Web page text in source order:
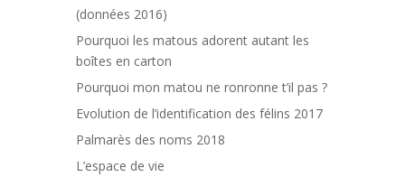
(données 2016)
Pourquoi les matous adorent autant les
boîtes en carton
Pourquoi mon matou ne ronronne t’il pas ?
Evolution de l’identification des félins 2017
Palmarès des noms 2018
L’espace de vie